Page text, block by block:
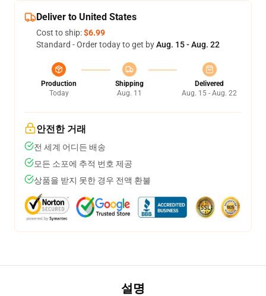
Deliver to United States
Cost to ship:$6.99
Standard - Order today to get byAug. 15 - Aug. 22
Production
Today
Shipping
Aug. 11
Delivered
Aug. 15 - Aug. 22
안전한 거래
전 세계 어디든 배송
모든 소포에 추적 번호 제공
상품을 받지 못한 경우 전액 환불
설명